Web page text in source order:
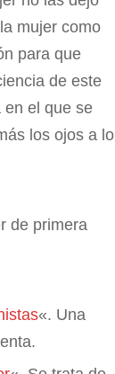
mujer como
para que
de este
en el que se
los ojos a lo
de primera
«. Una